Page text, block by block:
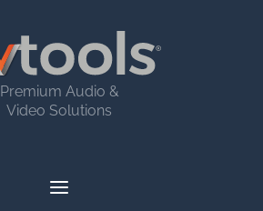
Premium Audio &
Video Solutions